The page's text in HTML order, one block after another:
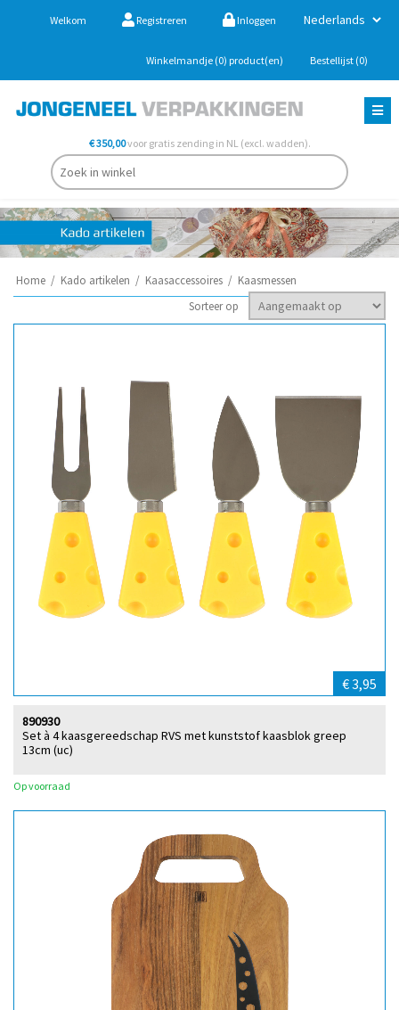
Welkom Registreren Inloggen
Winkelmandje (0) product(en) Bestellijst (0)
€ 350,00voor gratis zending in NL (excl. wadden).
Home / Kado artikelen / Kaasaccessoires / Kaasmessen
Sorteer op
€ 3,95
Set à 4 kaasgereedschap RVS met kunststof kaasblok greep
13cm (uc)
890930
Op voorraad